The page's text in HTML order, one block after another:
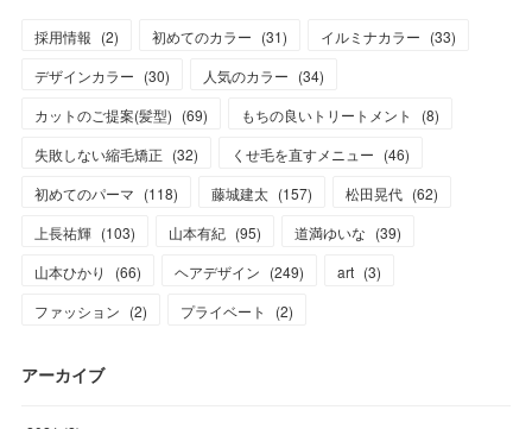
採用情報 (2) 初めてのカラー (31) イルミナカラー (33)
デザインカラー (30) 人気のカラー (34)
カットのご提案(髪型) (69) もちの良いトリートメント (8)
失敗しない縮毛矯正 (32) くせ毛を直すメニュー (46)
初めてのパーマ (118) 藤城建太 (157) 松田晃代 (62)
上長祐輝 (103) 山本有紀 (95) 道満ゆいな (39)
山本ひかり
(66) ヘアデザイン (249) art (3)
ファッション (2) プライベート (2)
アーカイブ